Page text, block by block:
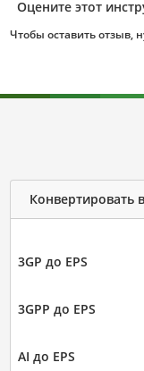
Оцените этот
Чтобы оставить отзыв,
Конвертировать в
3GP до EPS
3GPP до EPS
AI до EPS